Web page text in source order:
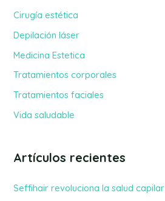
o
r
Cirugía estética
Depilación láser
Medicina Estetica
Tratamientos corporales
Tratamientos faciales
Vida saludable
Artículos recientes
Seffihair revoluciona la salud capilar